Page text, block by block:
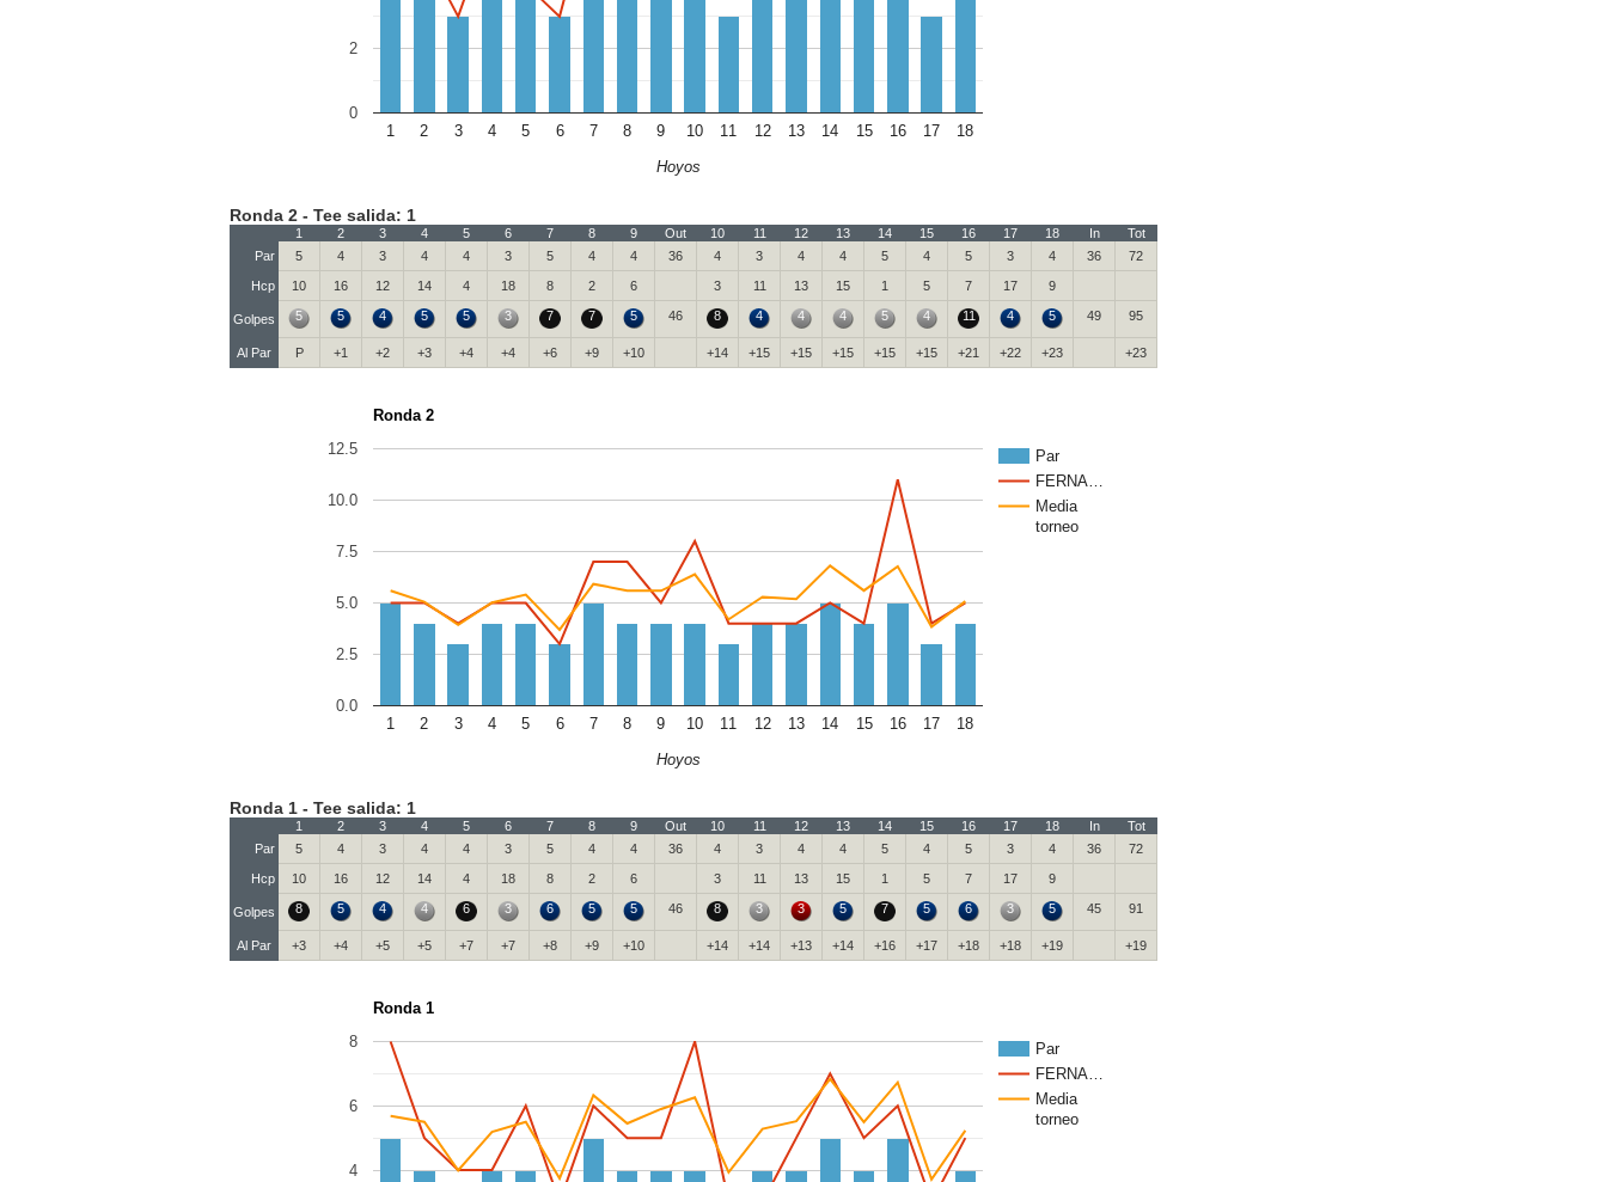
1 2 3 4 5 6 7 8 9 10 11 12 13 14 15 16 17 18
0
2
Hoyos
Ronda 2 - Tee salida: 1
1 2 3 4 5 6 7 8 9 Out 10 11 12 13 14 15 16 17 18 In
Tot
Par
5 4 3 4 4 3 5 4 4 36 4 3 4 4 5 4 5 3 4 36 72
Hcp 10 16 12 14 4 18 8 2 6 3 11 13 15 1 5 7 17 9
Golpes 5 5 4 5 5 3 7 7 5 46 8 4 4 4 5 4 11 4 5 49 95
Al Par P +1 +2 +3 +4 +4 +6 +9 +10 +14 +15 +15 +15 +15 +15 +21 +22 +23 +23
Ronda 2
Par
FERNA…
Media
torneo
1 2 3 4 5 6 7 8 9 10 11 12 13 14 15 16 17 18
0.0
2.5
5.0
7.5
10.0
12.5
Hoyos
Ronda 1 - Tee salida: 1
1 2 3 4 5 6 7 8 9 Out 10 11 12 13 14 15 16 17 18 In
Tot
Par
5 4 3 4 4 3 5 4 4 36 4 3 4 4 5 4 5 3 4 36 72
Hcp 10 16 12 14 4 18 8 2 6 3 11 13 15 1 5 7 17 9
Golpes 8 5 4 4 6 3 6 5 5 46 8 3 3 5 7 5 6 3 5 45 91
Al Par +3 +4 +5 +5 +7 +7 +8 +9 +10 +14 +14 +13 +14 +16 +17 +18 +18 +19 +19
Ronda 1
Par
FERNA…
Media
torneo
4
6
8